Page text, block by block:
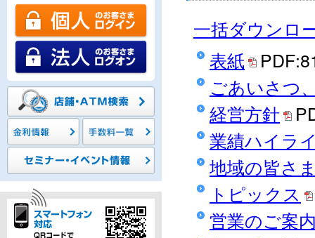
一括ダウンロ
表紙
ごあいさつ
経営方針
業績ハイラ
地域の皆さ
トピックス
営業のご案